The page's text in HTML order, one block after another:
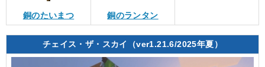
銅のたいまつ 銅のランタン
チェイス・ザ・スカイ（ver1.21.6/2025年夏）